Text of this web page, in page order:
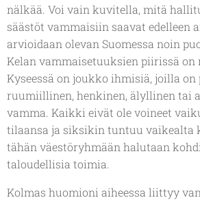
nälkää. Voi vain kuvitella, mitä
säästöt vammaisiin saavat edelleen
arvioidaan olevan Suomessa noin
Kelan vammaisetuuksien piirissä on
Kyseessä on joukko ihmisiä, joilla
ruumiillinen, henkinen, älyllinen tai
vamma. Kaikki eivät ole voineet
tilaansa ja siksikin tuntuu vaikealta
tähän väestöryhmään halutaan
taloudellisia toimia.
Kolmas huomioni aiheessa liittyy